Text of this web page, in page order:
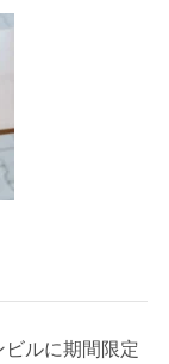
ルに期間限定